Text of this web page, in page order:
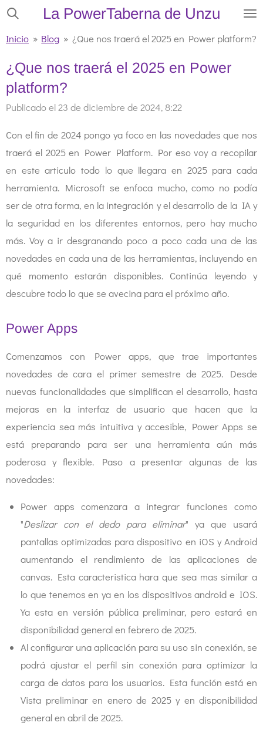
Ir
principal
La PowerTaberna de Unzu
Inicio » Blog » ¿Que nos traerá el 2025 en Power platform?
¿Que nos traerá el 2025 en Power
platform?
Publicado el 23 de diciembre de 2024, 8:22
Con el fin de 2024 pongo ya foco en las novedades que nos
traerá el 2025 en Power Platform. Por eso voy a recopilar
en este articulo todo lo que llegara en 2025 para cada
herramienta. Microsoft se enfoca mucho, como no podía
ser de otra forma, en la integración y el desarrollo de la IA y
la seguridad en los diferentes entornos, pero hay mucho
más. Voy a ir desgranando poco a poco cada una de las
novedades en cada una de las herramientas, incluyendo en
qué momento estarán disponibles. Continúa leyendo y
descubre todo lo que se avecina para el próximo año.
Power Apps
Comenzamos con Power apps, que trae importantes
novedades de cara el primer semestre de 2025. Desde
nuevas funcionalidades que simplifican el desarrollo, hasta
mejoras en la interfaz de usuario que hacen que la
experiencia sea más intuitiva y accesible, Power Apps se
está preparando para ser una herramienta aún más
poderosa y flexible. Paso a presentar algunas de las
novedades:
Power apps comenzara a integrar funciones como
"Deslizar con el dedo para eliminar" ya que usará
pantallas optimizadas para dispositivo en iOS y Android
aumentando el rendimiento de las aplicaciones de
canvas. Esta caracteristica hara que sea mas similar a
lo que tenemos en ya en los dispositivos android e IOS.
Ya esta en versión pública preliminar, pero estará en
disponibilidad general en febrero de 2025.
Al configurar una aplicación para su uso sin conexión, se
podrá ajustar el perfil sin conexión para optimizar la
carga de datos para los usuarios. Esta función está en
Vista preliminar en enero de 2025 y en disponibilidad
general en abril de 2025.